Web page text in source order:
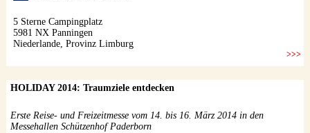
HOLIDAY 2014: Traumziele entdecken
Erste Reise- und Freizeitmesse vom 14. bis 16. März 2014 in den
Messehallen Schützenhof Paderborn